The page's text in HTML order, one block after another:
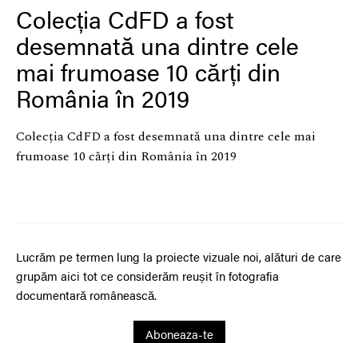
Colecția CdFD a fost
desemnată una dintre cele
mai frumoase 10 cărți din
România în 2019
Colecția CdFD a fost desemnată una dintre cele mai
frumoase 10 cărți din România în 2019
Lucrăm pe termen lung la proiecte vizuale noi, alături de care
grupăm aici tot ce considerăm reușit în fotografia
documentară românească.
Aboneaza-te